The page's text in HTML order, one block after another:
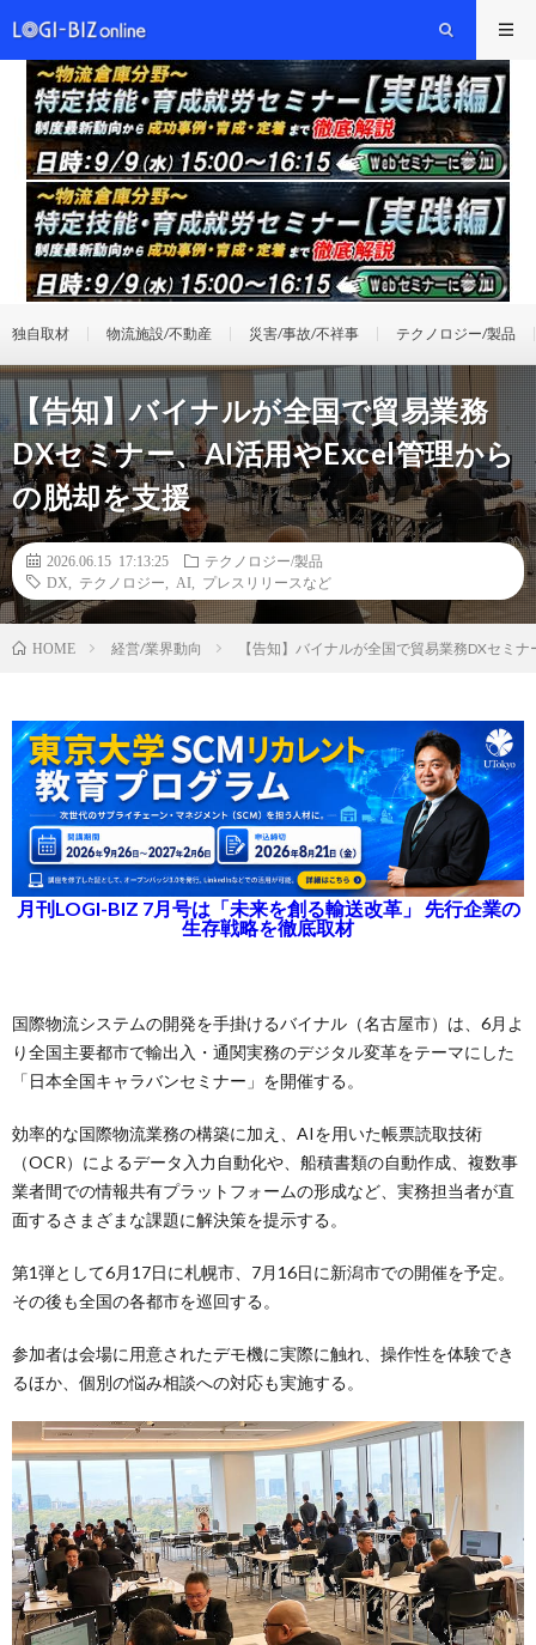
独自取材 物流施設/不動産 災害/事故/不祥事 テクノロジー/製品
【告知】バイナルが全国で貿易業務
DXセミナー、AI活用やExcel管理から
の脱却を支援
2026.06.15 17:13:25
テクノロジー/製品
DX
テクノロジー AI プレスリリースなど
HOME 経営/業界動向 【告知】バイナルが全国で貿易業務DXセミ
月刊LOGI-BIZ 7月号は「未来を創る輸送改革」 先行企業の
生存戦略を徹底取材
国際物流システムの開発を手掛けるバイナル（名古屋市）は、6月よ
り全国主要都市で輸出入・通関実務のデジタル変革をテーマにした
「日本全国キャラバンセミナー」を開催する。
効率的な国際物流業務の構築に加え、AIを用いた帳票読取技術
（OCR）によるデータ入力自動化や、船積書類の自動作成、複数事
業者間での情報共有プラットフォームの形成など、実務担当者が直
面するさまざまな課題に解決策を提示する。
第1弾として6月17日に札幌市、7月16日に新潟市での開催を予定。
その後も全国の各都市を巡回する。
参加者は会場に用意されたデモ機に実際に触れ、操作性を体験でき
るほか、個別の悩み相談への対応も実施する。